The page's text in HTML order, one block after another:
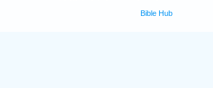
Bible Hub